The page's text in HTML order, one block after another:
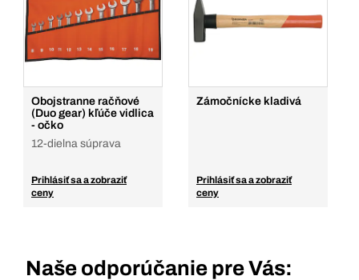
Obojstranne račňové
(Duo gear) kľúče vidlica
- očko
12-dielna súprava
Prihlásiť sa a zobraziť
ceny
Zámočnícke kladivá
Prihlásiť sa a zobraziť
ceny
Naše odporúčanie pre Vás: